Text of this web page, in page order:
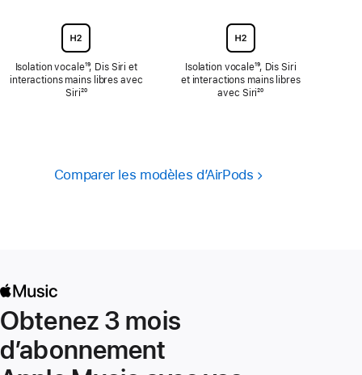
Isolation vocaleNote
de
bas
¹⁹, Dis Siri et
interactions mains libres avec
SiriNote
²⁰
Isolation vocaleNote
de
bas
¹⁹, Dis Siri
et interactions mains libres
avec SiriNote
²⁰
Comparer les modèles d’AirPods
Obtenez 3 mois
d’abonnement